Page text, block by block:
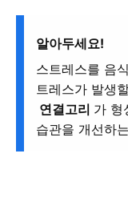
알아두세요!
스트레스를 음
트레스가 발생
연결고리 가 형
습관을 개선하